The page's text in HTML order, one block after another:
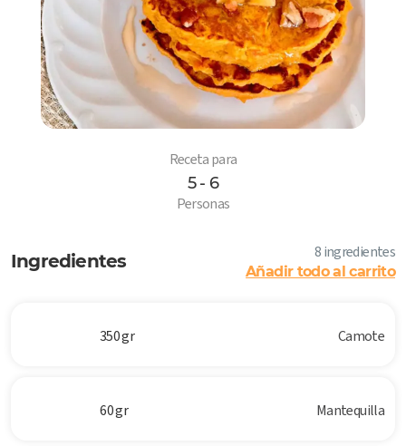
Receta para
5 - 6
Personas
Ingredientes 8 ingredientes
Añadir todo al carrito
350 gr Camote
60 gr Mantequilla